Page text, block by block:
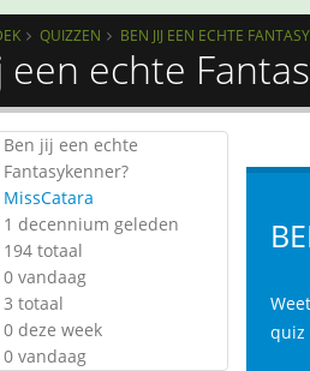
QUIZZEN BEN JIJ EEN ECHTE
een echte
Ben jij een echte
Fantasykenner?
MissCatara
1 decennium geleden
194 totaal
0 vandaag
3 totaal
0 deze week
0 vandaag
quiz